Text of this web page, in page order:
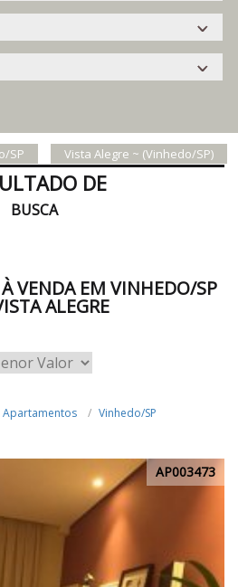
SP Vista Alegre ~ (Vinhedo/SP)
DE
BUSCA
VENDA EM VINHEDO/SP
ALEGRE
Apartamentos
Vinhedo/SP
AP003473